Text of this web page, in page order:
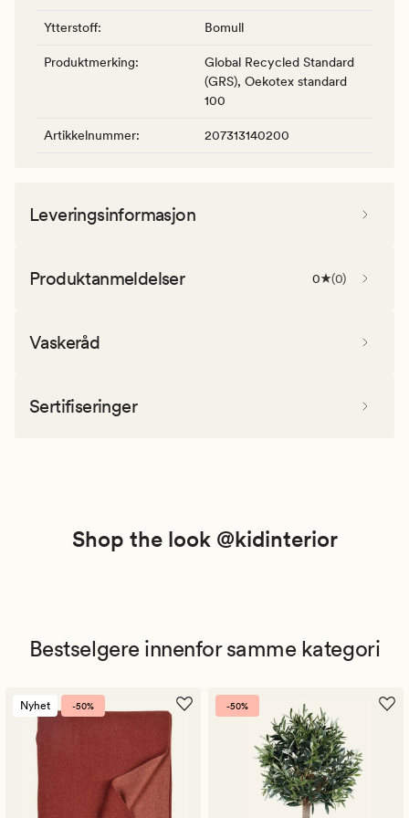
Ytterstoff: Bomull
Produktmerking:
Global Recycled Standard
(GRS), Oekotex standard
100
Artikkelnummer: 207313140200
Leveringsinformasjon
Produktanmeldelser 0 (0)
Vaskeråd
Sertifiseringer
Shop the look @kidinterior
Bestselgere innenfor samme kategori
Nyhet -50% -50%